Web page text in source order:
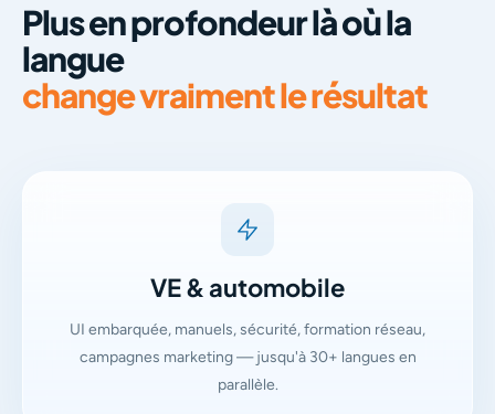
Plus en profondeur là où la
langue
change vraiment le résultat
VE & automobile
UI embarquée, manuels, sécurité, formation réseau,
campagnes marketing — jusqu'à 30+ langues en
parallèle.